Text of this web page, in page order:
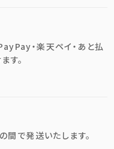
・楽天ペイ・あと払
す。
で発送いたします。